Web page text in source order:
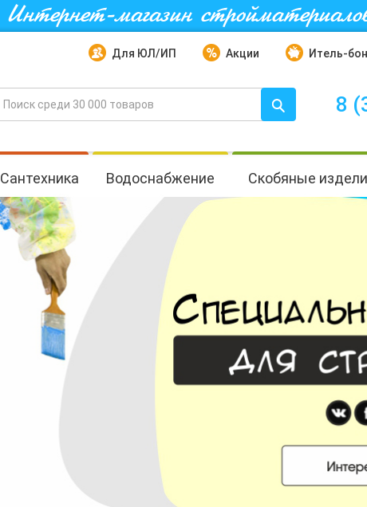
Интернет-магазин
Для ЮЛ/ИП Акции Итель-
8
Сантехника Водоснабжение Скобяные